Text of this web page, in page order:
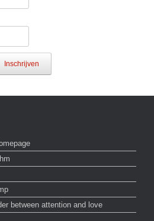
Inschrijven
between attention and love